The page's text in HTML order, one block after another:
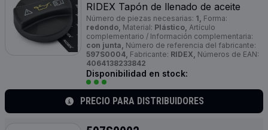
RIDEX Tapón de llenado de aceite
Número de piezas necesarias: 1, Forma:
redondo, Material: Plástico, Artículo
complementario / Información complementaria:
con junta, Número de referencia del fabricante:
597S0004, Fabricante: RIDEX, Números de EAN:
4064138233842
Disponibilidad en stock:
PRECIO PARA DISTRIBUIDORES